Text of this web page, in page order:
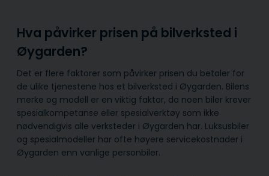
Hva påvirker prisen på bilverksted i
Øygarden?
Det er flere faktorer som påvirker prisen du betaler for
de ulike tjenestene hos et bilverksted i Øygarden. Bilens
merke og modell er en viktig faktor, da noen biler krever
spesialkompetanse eller spesialverktøy som ikke
nødvendigvis alle verksteder i Øygarden har. Luksusbiler
og spesialmodeller har ofte høyere servicekostnader i
Øygarden enn vanlige personbiler.